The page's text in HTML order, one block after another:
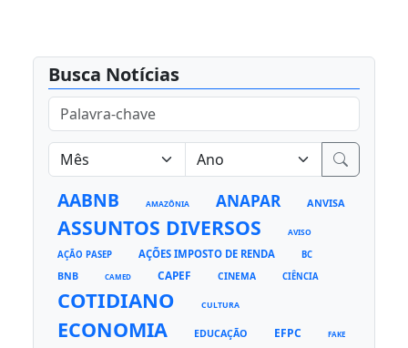
Busca Notícias
AABNB AMAZÔNIA ANAPAR ANVISA
ASSUNTOS DIVERSOS AVISO
AÇÃO PASEP AÇÕES IMPOSTO DE RENDA BC
BNB CAMED CAPEF CINEMA CIÊNCIA
COTIDIANO CULTURA
ECONOMIA EDUCAÇÃO EFPC FAKE